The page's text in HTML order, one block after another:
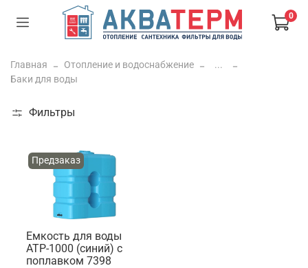
0
Главная Отопление и водоснабжение
...
Баки для воды
Фильтры
Предзаказ
Емкость для воды
ATP-1000 (синий) с
поплавком 7398